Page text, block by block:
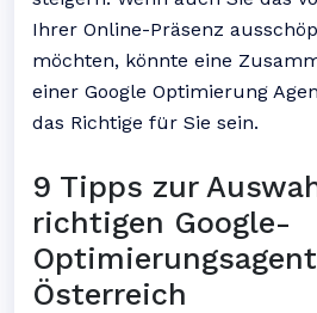
Ihrer Online-Präsenz
möchten, könnte eine
einer Google Optimierung
das Richtige für Sie sein.
9 Tipps zur
richtigen Google-
Österreich